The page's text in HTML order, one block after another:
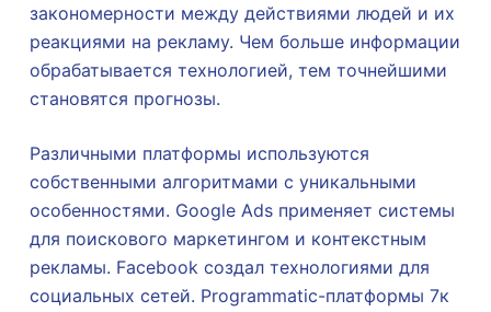
закономерности между действиями людей и их
реакциями на рекламу. Чем больше информации
обрабатывается технологией, тем точнейшими
становятся прогнозы.
Различными платформы используются
собственными алгоритмами с уникальными
особенностями. Google Ads применяет системы
для поискового маркетингом и контекстным
рекламы. Facebook создал технологиями для
социальных сетей. Programmatic-платформы 7к